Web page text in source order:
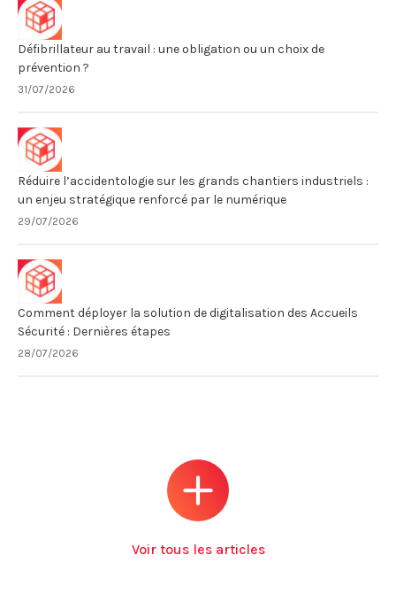
Défibrillateur au travail : une obligation ou un choix de
prévention ?
31/07/2026
Réduire l’accidentologie sur les grands chantiers industriels :
un enjeu stratégique renforcé par le numérique
29/07/2026
Comment déployer la solution de digitalisation des Accueils
Sécurité : Dernières étapes
28/07/2026
Voir tous les articles